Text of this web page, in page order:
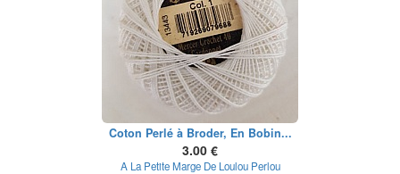
Coton Perlé à Broder, En Bobin...
3.00 €
A La Petite Marge De Loulou Perlou